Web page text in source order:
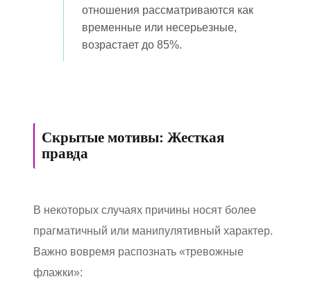
отношения рассматриваются как
временные или несерьезные,
возрастает до 85%.
Скрытые мотивы: Жесткая
правда
В некоторых случаях причины носят более
прагматичный или манипулятивный характер.
Важно вовремя распознать «тревожные
флажки»: